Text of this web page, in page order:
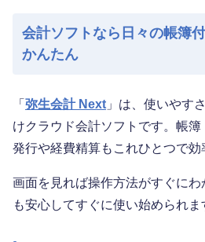
会計ソフトなら日々の帳簿
かんたん
「 弥生会計 Next 」は、使いやす
けクラウド会計ソフトです。帳
発行や経費精算もこれひとつで効
画面を見れば操作方法がすぐに
も安心してすぐに使い始められま